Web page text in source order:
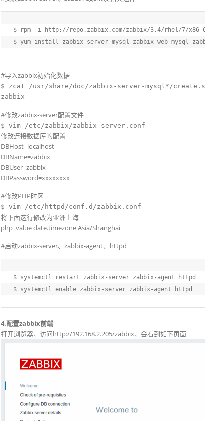
$ rpm -i http: //repo.zabbix.com/zabbix/3.4/rhel/7/x
$ yum install zabbix-server-mysql zabbix-web-mysql
#导入zabbix初始化数据
$ zcat /usr/share/doc/zabbix-server-mysql*/
zabbix
#修改zabbix-server配置文件
$ vim /etc/zabbix/zabbix_server.conf
修改连接数据库的配置
DBHost=localhost
DBName=zabbix
DBUser=zabbix
DBPassword=xxxxxxxx
#修改PHP时区
$ vim /etc/httpd/conf.d/zabbix.conf
将下面这行修改为亚洲上海
php_value date.timezone Asia/Shanghai
#启动zabbix-server、zabbix-agent、httpd
$ systemctl restart zabbix-server zabbix-agent httpd
$ systemctl enable zabbix-server zabbix-agent httpd
4.配置zabbix前端
打开浏览器，访问http://192.168.2.205/zabbix，会看到如下页面